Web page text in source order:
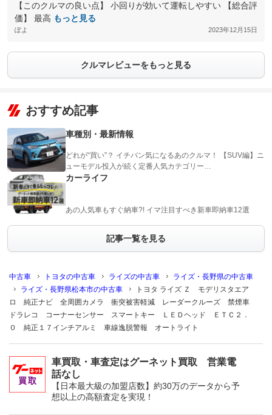
【このクルマの良い点】 小回りが効いて運転しやすい 【総合評
価】 最高 もっと見る
ぽよ 2023年12月15日
クルマレビューをもっと見る
おすすめ記事
車種別・最新情報
どれが“買い”？ イチバン気になるあのクルマ！ 【SUV編】ニ
ューモデル投入が続く定番人気カテゴリー…
カーライフ
あの人気車もすぐ納車?! イマ注目すべき新車即納車12選
記事一覧を見る
中古車 トヨタの中古車 ライズの中古車
ライズ・長野県の中古車
ライズ・長野県松本市の中古車
トヨタ ライズ Ｚ モデリスタエア
ロ 純正ナビ 全周囲カメラ 衝突被害軽減 レーダークルーズ 禁煙車
ドラレコ コーナーセンサー スマートキー ＬＥＤヘッド ＥＴＣ２．
０ 純正１７インチアルミ 車線逸脱警報 オートライト
車買取・車査定はグーネット買取 営業電
話なし
【日本最大級の加盟店数】約30万のデータから予
想以上の高額査定を実現！